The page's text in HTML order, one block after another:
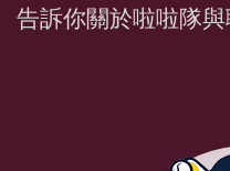
告訴你關於啦啦隊與